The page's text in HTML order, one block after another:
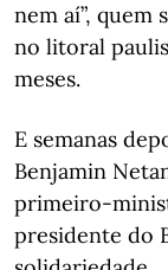
nem aí”, quem
no litoral
meses.
E semanas
Benjamin
primeiro-
presidente do